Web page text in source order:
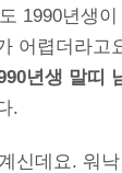
1990년생
어렵더라고
년생 말띠
.
신데요. 워